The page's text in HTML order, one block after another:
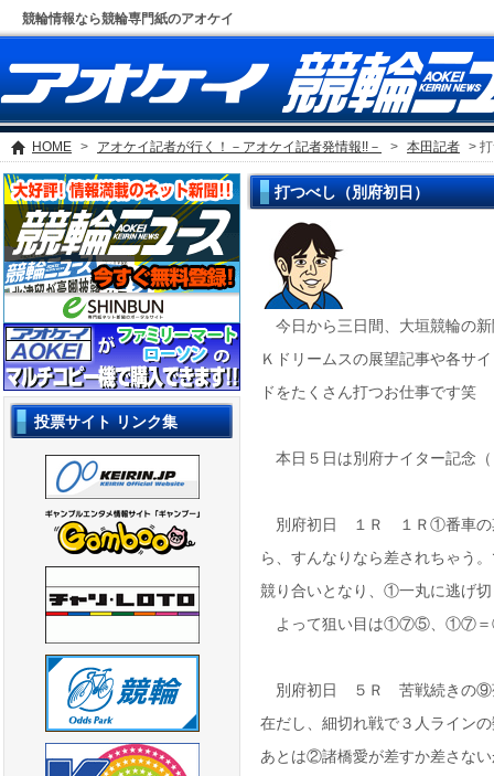
競輪情報なら競輪専門紙のアオケイ
HOME > アオケイ記者が行く！－アオケイ記者発情報!!－ > 本田記者 >
投票サイト リンク集
打つべし（別府初日）
今日から三日間、大垣競輪の
Ｋドリームスの展望記事や各サ
ドをたくさん打つお仕事です笑
本日５日は別府ナイター記念
別府初日 １Ｒ １Ｒ①番車の
ら、すんなりなら差されちゃう
競り合いとなり、①一丸に逃げ
よって狙い目は①⑦⑤、①⑦
別府初日 ５Ｒ 苦戦続きの⑨菊
在だし、細切れ戦で３人ライン
あとは②諸橋愛が差すか差さな